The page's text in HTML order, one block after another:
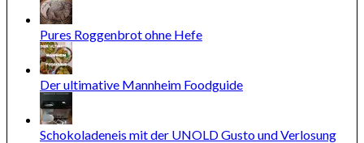
Pures Roggenbrot ohne Hefe
Der ultimative Mannheim Foodguide
Schokoladeneis mit der UNOLD Gusto und Verlosung